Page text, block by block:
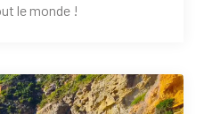
le monde !